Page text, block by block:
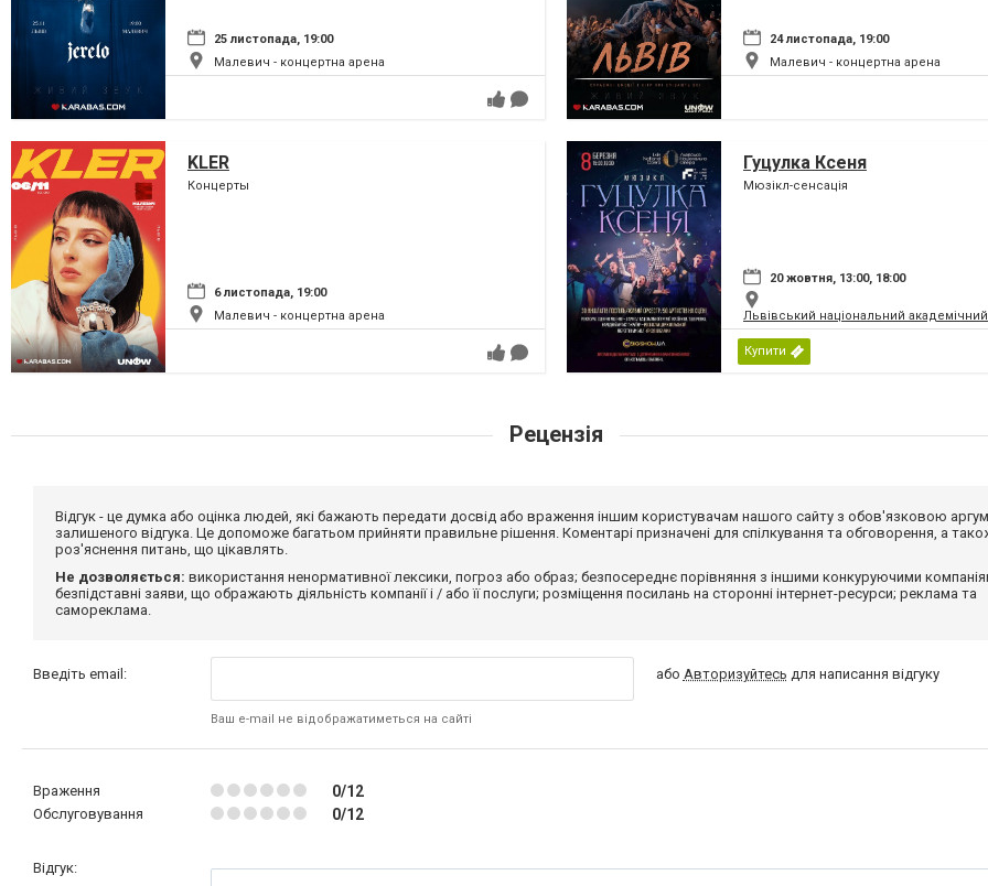
25 листопада, 19:00
Малевич - концертна арена
24 листопада, 19:00
Малевич - концертна арена
KLER
Концерты
6 листопада, 19:00
Малевич - концертна арена
Гуцулка Ксеня
Мюзікл-сенсація
20 жовтня, 13:00, 18:00
Львівський національний академічний
Купити
Рецензія
Відгук - це думка або оцінка людей, які бажають передати досвід або враження іншим користувачам нашого сайту з обов'язковою
залишеного відгука. Це допоможе багатьом прийняти правильне рішення. Коментарі призначені для спілкування та обговорення, а
роз'яснення питань, що цікавлять.
Не дозволяється: використання ненормативної лексики, погроз або образ; безпосереднє порівняння з іншими конкуруючими
безпідставні заяви, що ображають діяльність компанії і / або її послуги; розміщення посилань на сторонні інтернет-ресурси; реклама та
самореклама.
Введіть email:
Ваш e-mail не відображатиметься на сайті
або Авторизуйтесь для написання відгуку
Враження 0/12
Обслуговування 0/12
Відгук: